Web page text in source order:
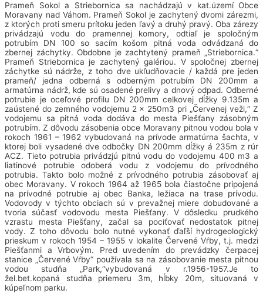
Prameň Sokol a Striebornica sa nachádzajú v kat.území Obce
Moravany nad Váhom. Prameň Sokol je zachytený dvomi zárezmi,
z ktorých proti smeru prítoku jeden ľavý a druhý pravý. Oba zárezy
privádzajú vodu do pramennej komory, odtiaľ je spoločným
potrubím DN 100 so sacím košom pitná voda odvádzaná do
zbernej záchytky. Obdobne je zachtytený prameň „Striebornica.“
Prameň Striebornica je zachytený galériou. V spoločnej zbernej
záchytke sú nádrže, z toho dve ukľudňovacie / každá pre jeden
prameň/ jedna odberná s odberným potrubím DN 200mm a
armatúrna nádrž, kde sú osadené prelivy a dnový odpad. Odberné
potrubie je oceľové profilu DN 200mm celkovej dĺžky 9.135m a
zaústené do zemného vodojemu 2 x 250m3 pri „Červenej veži,“ Z
vodojemu sa pitná voda dodáva do mesta Piešťany zásobným
potrubím. Z dôvodu zásobenia obce Moravany pitnou vodou bola v
rokoch 1961 – 1962 vybudovaná na prívode armatúrna šachta, v
ktorej boli vysadené dve odbočky DN 200mm dĺžky á 235m z rúr
ACZ. Tieto potrubia privádzjú pitnú vodu do vodojemu 400 m3 a
liatinové potrubie odoberá vodu z vodojemu do prívodného
potrubia. Takto bolo možné z prívodného potrubia zásobovať aj
obec Moravany. V rokoch 1964 až 1965 bola čiastočne pripojená
na prívodné potrubie aj obec Banka, ležiaca na trase prívodu.
Vodovody v týchto obciach sú v prevažnej miere dobudované a
tvoria súčasť vodovodu mesta Piešťany. V dôsledku prudkého
vzrastu mesta Piešťany, začal sa pociťovať nedostatok pitnej
vody. Z toho dôvodu bolo nutné vykonať ďaľší hydrogeologický
prieskum v rokoch 1954 – 1955 v lokalite Červené Vŕby, t.j. medzi
Piešťanmi a Vrbovým. Pred uvedením do prevádzky čerpacej
stanice „Červené Vŕby“ používala sa na zásobovanie mesta pitnou
vodou studňa „Park,“vybudovaná v r.1956-1957.Je to
žel.bet.kopaná studňa priemeru 3m, hĺbky 20m, situovaná v
kúpeľnom parku.